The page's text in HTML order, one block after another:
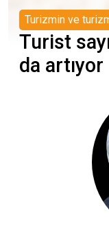
Turizmin ve
Turist
da artıyor